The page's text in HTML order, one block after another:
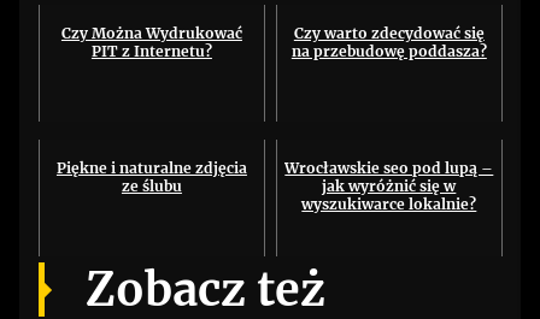
Czy Można Wydrukować
PIT z Internetu?
Czy warto zdecydować się
na przebudowę poddasza?
Piękne i naturalne zdjęcia
ze ślubu
Wrocławskie seo pod lupą –
jak wyróżnić się w
wyszukiwarce lokalnie?
Zobacz też